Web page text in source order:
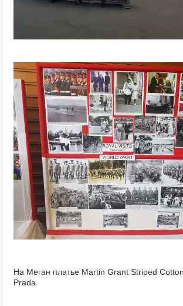
На Меган платье Martin Grant Striped
Prada